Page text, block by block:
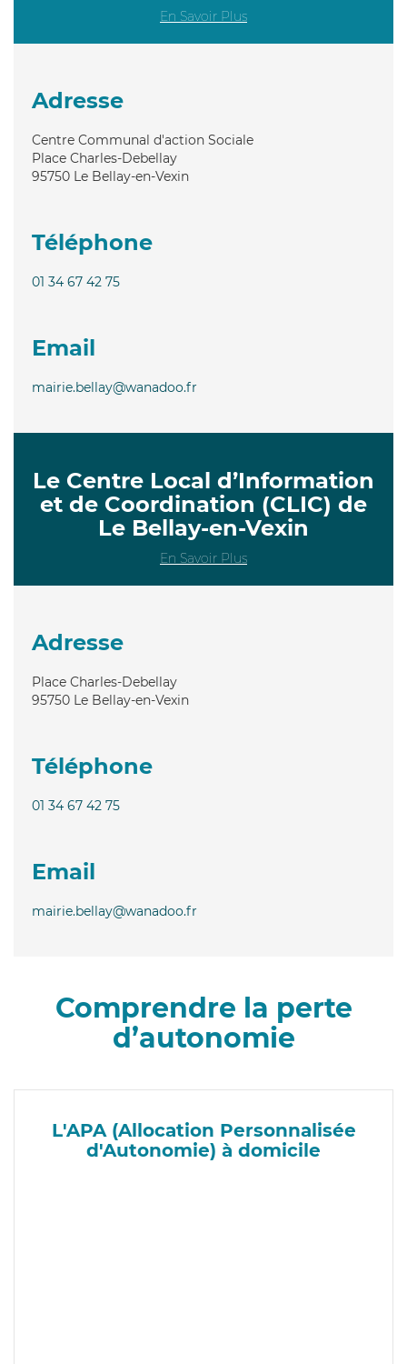
En Savoir Plus
Adresse
Centre Communal d'action Sociale
Place Charles-Debellay
95750 Le Bellay-en-Vexin
Téléphone
01 34 67 42 75
Email
mairie.bellay@wanadoo.fr
Le Centre Local d’Information
et de Coordination (CLIC) de
Le Bellay-en-Vexin
En Savoir Plus
Adresse
Place Charles-Debellay
95750 Le Bellay-en-Vexin
Téléphone
01 34 67 42 75
Email
mairie.bellay@wanadoo.fr
Comprendre la perte
d’autonomie
L'APA (Allocation Personnalisée
d'Autonomie) à domicile